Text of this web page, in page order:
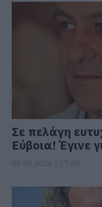
Σε πελάγη
Εύβοια! Έγινε